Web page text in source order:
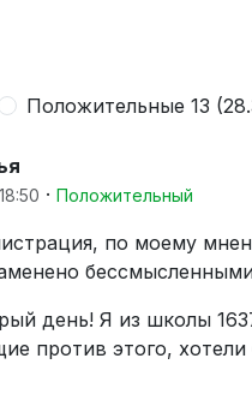
Положительные 13
· Положительный
по моему
день! Я из школы
против этого,